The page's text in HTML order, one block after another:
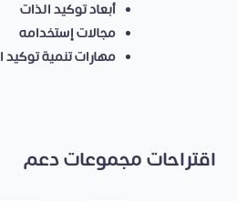
أبعاد توكيد الذات
مجالات إستخدامه
مهارات تنمية توكيد
اقتراحات مجموعات دعم